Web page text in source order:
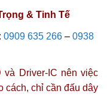
& Tinh Tế
0909 635 266 – 0938
và Driver-IC nên việc
cách, chỉ cần đấu dây